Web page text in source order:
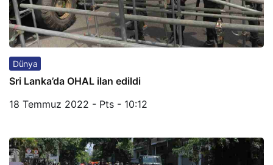
Dünya
Sri Lanka’da OHAL ilan edildi
18 Temmuz 2022 - Pts - 10:12